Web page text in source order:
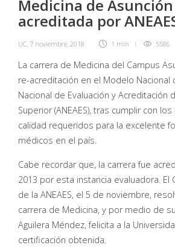
Medicina de
acreditada por
UC, 7 noviembre, 2018 1 min 5586
La carrera de Medicina del Campus
re-acreditación en el Modelo Nacional
Nacional de Evaluación y Acreditación
Superior (ANEAES), tras cumplir con
calidad requeridos para la excelente
médicos en el país.
Cabe recordar que, la carrera fue
2013 por esta instancia evaluadora. El
de la ANEAES, el 5 de noviembre,
carrera de Medicina, y por medio de
Aguilera Méndez, felicita a la
certificación obtenida.